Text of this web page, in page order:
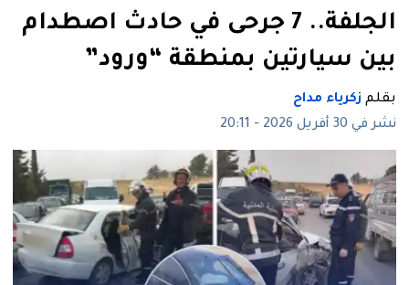
الجلفة.. 7 جرحى في حادث اصطدام
بين سيارتين بمنطقة “ورود”
بقلم زكرياء مداح
نشر في 30 أفريل 2026 - 20:11